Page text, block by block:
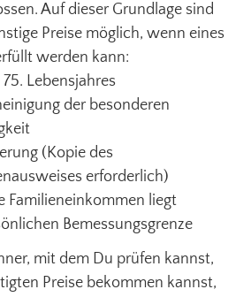
Auf dieser Grundlage sind
Preise möglich, wenn eines
werden kann:
Lebensjahres
der besonderen
(Kopie des
erforderlich)
Familieneinkommen liegt
Bemessungsgrenze
mit dem Du prüfen kannst,
Preise bekommen kannst,